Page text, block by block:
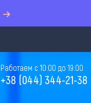
Работаем с 10:00 до 19:00
+38 (044) 344-21-38